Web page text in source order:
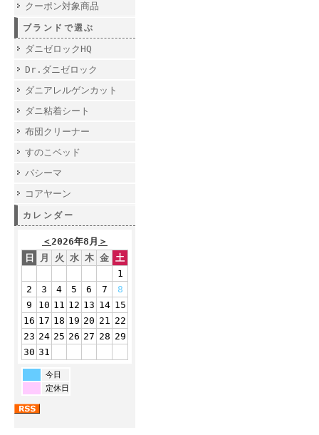
クーポン対象商品
ブランドで選ぶ
ダニゼロックHQ
Dr.ダニゼロック
ダニアレルゲンカット
ダニ粘着シート
布団クリーナー
すのこベッド
パシーマ
コアヤーン
カレンダー
＜2026年8月 ＞
日
月 火 水 木 金 土
1
2
3 4 5 6 7
8
9
10 11 12 13 14 15
16 17 18 19 20 21 22
23 24 25 26 27 28 29
30 31
今日
定休日